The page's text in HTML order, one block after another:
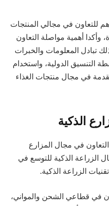
للتعاون في مجالي المنتجات
وأكدا أهمية مواصلة التعاون
تبادل المعلومات والخبرات
التنسيق الدولية، واستخدام
في مجال منتجات الغذاء
الذكية
في مجال المزارع
الزراعة الذكية للتوسع في
الزراعة الذكية.
في قطاعي الشحن والمواني،